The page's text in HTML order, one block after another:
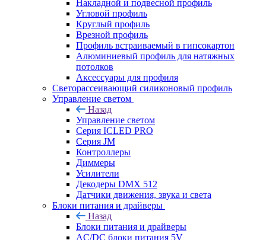
Накладной и подвесной профиль
Угловой профиль
Круглый профиль
Врезной профиль
Профиль встраиваемый в гипсокартон
Алюминиевый профиль для натяжных
потолков
Аксессуары для профиля
Светорассеивающий силиконовый профиль
Управление светом
Назад
Управление светом
Серия ICLED PRO
Серия JM
Контроллеры
Диммеры
Усилители
Декодеры DMX 512
Датчики движения, звука и света
Блоки питания и драйверы
Назад
Блоки питания и драйверы
AC/DC блоки питания 5V